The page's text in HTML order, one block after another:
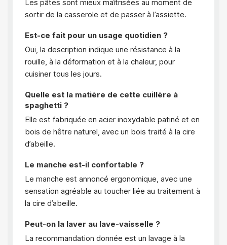
Les pâtes sont mieux maîtrisées au moment de
sortir de la casserole et de passer à l’assiette.
Est-ce fait pour un usage quotidien ?
Oui, la description indique une résistance à la
rouille, à la déformation et à la chaleur, pour
cuisiner tous les jours.
Quelle est la matière de cette cuillère à
spaghetti ?
Elle est fabriquée en acier inoxydable patiné et en
bois de hêtre naturel, avec un bois traité à la cire
d’abeille.
Le manche est-il confortable ?
Le manche est annoncé ergonomique, avec une
sensation agréable au toucher liée au traitement à
la cire d’abeille.
Peut-on la laver au lave-vaisselle ?
La recommandation donnée est un lavage à la